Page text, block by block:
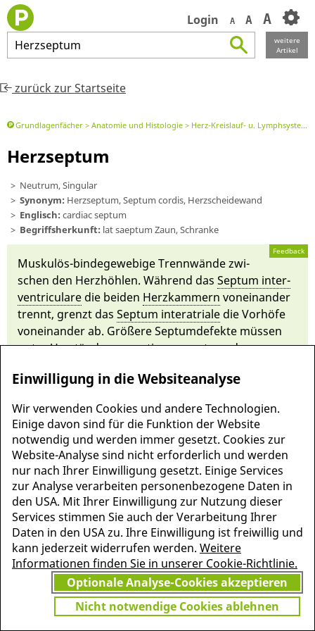
Login A A A
Herzseptum
weitere
Artikel
zurück zur Startseite
Grundlagenfächer Anatomie und Histologie Herz-Kreislauf- u. Lymphsystem
Herzseptum
Neutrum, Singular
Synonym: Herzseptum, Septum cordis, Herzscheidewand
Englisch: cardiac septum
Begriffsherkunft: lat saep­tum Zaun, Schran­ke
Feedback
Muskulös-bindegewebi­ge Trenn­wän­de zwi­
schen den Herz­höhlen. Während das Septum in­ter­
ventricula­re die bei­den Herz­kammern von­ein­an­der
trennt, grenzt das Septum in­tera­tria­le dieVor­hö­fe
von­ein­an­der ab. Größe­re Septum­de­fekte müs­sen
un­ter Um­stän­den operativ ver­sorgt werden
septum­de­fekt).
MEHR INFORMATIONEN
ZU PSCHYREMBEL
JETZT
GRATIS TESTEN
Einwilligung in die Websiteanalyse
Wir verwenden Cookies und andere Technologien.
Einige davon sind für die Funktion der Website
notwendig und werden immer gesetzt. Cookies zur
Website-Analyse sind nicht erforderlich und werden
nur nach Ihrer Einwilligung gesetzt. Einige Services
zur Analyse verarbeiten personenbezogene Daten in
den USA. Mit Ihrer Einwilligung zur Nutzung dieser
Services stimmen Sie auch der Verarbeitung Ihrer
Daten in den USA zu. Ihre Einwilligung ist freiwillig und
kann jederzeit widerrufen werden. Weitere
Informationen finden Sie in unserer Cookie-Richtlinie.
Optionale Analyse-Cookies akzeptieren
Nicht notwendige Cookies ablehnen